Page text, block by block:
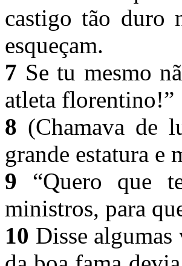
castigo tão duro
esqueçam.
7 Se tu mesmo
atleta florentino!”
8 (Chamava de
grande estatura
9 “Quero que
ministros, para
10 Disse algumas